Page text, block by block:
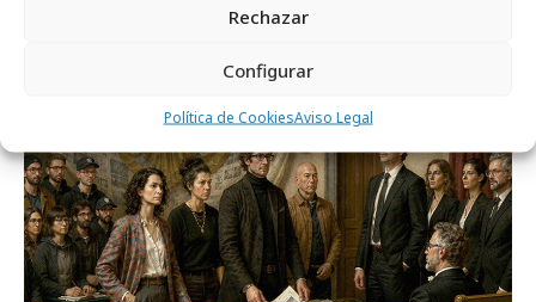
Rechazar
Configurar
Política de CookiesAviso Legal